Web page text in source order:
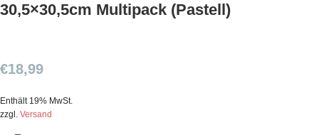
30,5×30,5cm Multipack (Pastell)
€18,99
Enthält 19% MwSt.
zzgl. Versand